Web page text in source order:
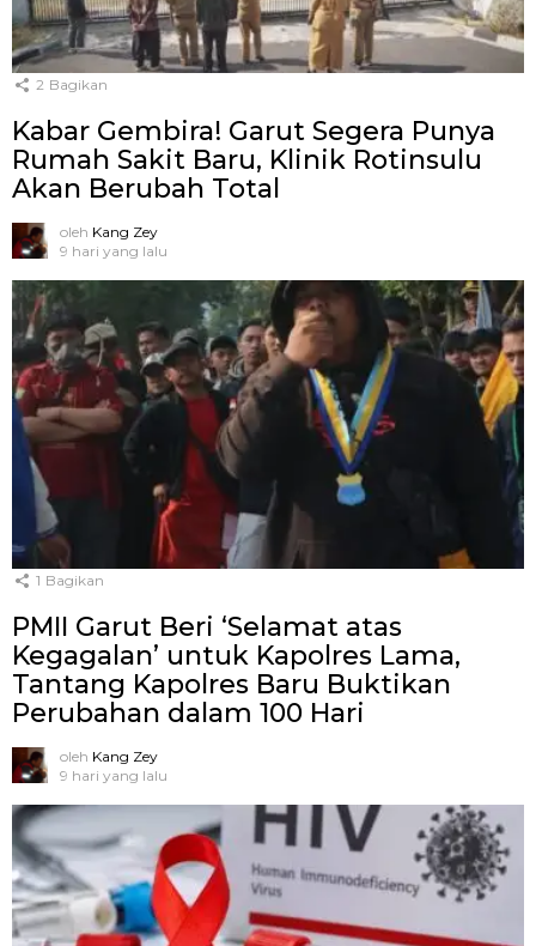
2 Bagikan
Kabar Gembira! Garut Segera Punya
Rumah Sakit Baru, Klinik Rotinsulu
Akan Berubah Total
oleh Kang Zey
9 hari yang lalu
1 Bagikan
PMII Garut Beri ‘Selamat atas
Kegagalan’ untuk Kapolres Lama,
Tantang Kapolres Baru Buktikan
Perubahan dalam 100 Hari
oleh Kang Zey
9 hari yang lalu